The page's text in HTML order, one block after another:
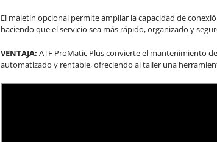
El maletín opcional permite ampliar la capacidad de
haciendo que el servicio sea más rápido, organizado y
VENTAJA: ATF ProMatic Plus convierte el mantenimiento
automatizado y rentable, ofreciendo al taller una